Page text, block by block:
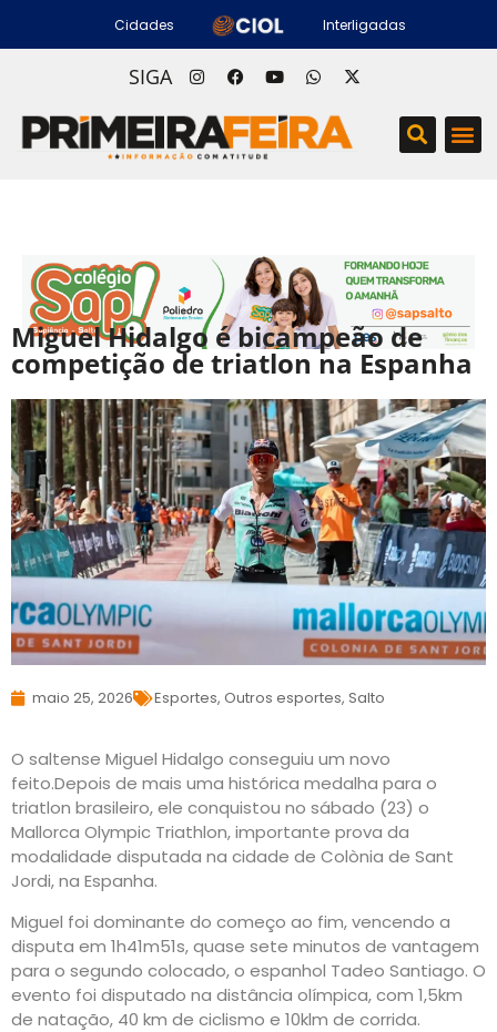
Cidades Interligadas
SIGA
Miguel Hidalgo é bicampeão de
competição de triatlon na Espanha
maio 25, 2026 Esportes, Outros esportes, Salto
O saltense Miguel Hidalgo conseguiu um novo
feito.Depois de mais uma histórica medalha para o
triatlon brasileiro, ele conquistou no sábado (23) o
Mallorca Olympic Triathlon, importante prova da
modalidade disputada na cidade de Colònia de Sant
Jordi, na Espanha.
Miguel foi dominante do começo ao fim, vencendo a
disputa em 1h41m51s, quase sete minutos de vantagem
para o segundo colocado, o espanhol Tadeo Santiago. O
evento foi disputado na distância olímpica, com 1,5km
de natação, 40 km de ciclismo e 10klm de corrida.